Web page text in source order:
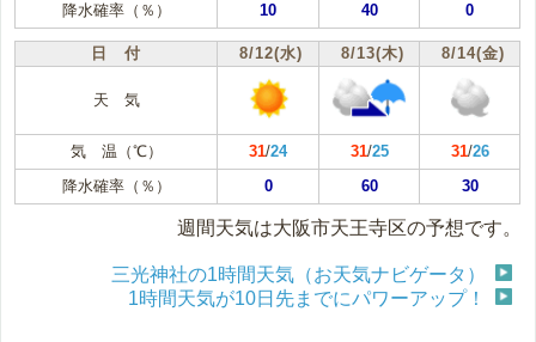
降水確率（％）
10 40 0
日 付 8/12(水) 8/13(木) 8/14(金)
天 気
気 温（℃） 31/24 31/25 31/26
降水確率（％）
0 60 30
週間天気は大阪市天王寺区の予想です。
三光神社の1時間天気（お天気ナビゲータ）
1時間天気が10日先までにパワーアップ！